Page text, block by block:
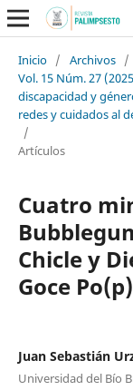
Inicio / Archivos /
Vol. 15 Núm. 27
discapacidad y
redes y cuidados al
/
Artículos
Cuatro
Chicle y
Goce
Juan Sebastián
Universidad del Bío